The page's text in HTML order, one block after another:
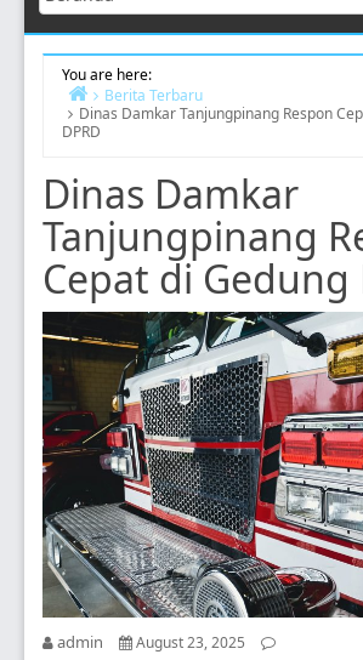
You are here:
Home
Berita Terbaru
Dinas Damkar Tanjungpinang Respon
DPRD
Dinas Damkar
Tanjungpinang
Cepat di Gedung
admin August 23, 2025